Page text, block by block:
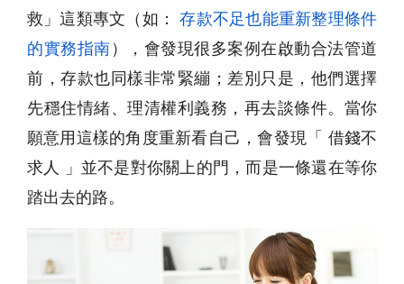
救」這類專文（如：
存款不足也能重新整理條件
的實務指南），會發現很多案例在啟動合法管道
前，存款也同樣非常緊繃；差別只是，他們選擇
先穩住情緒、理清權利義務，再去談條件。當你
願意用這樣的角度重新看自己，會發現「 借錢不
求人 」並不是對你關上的門，而是一條還在等你
踏出去的路。